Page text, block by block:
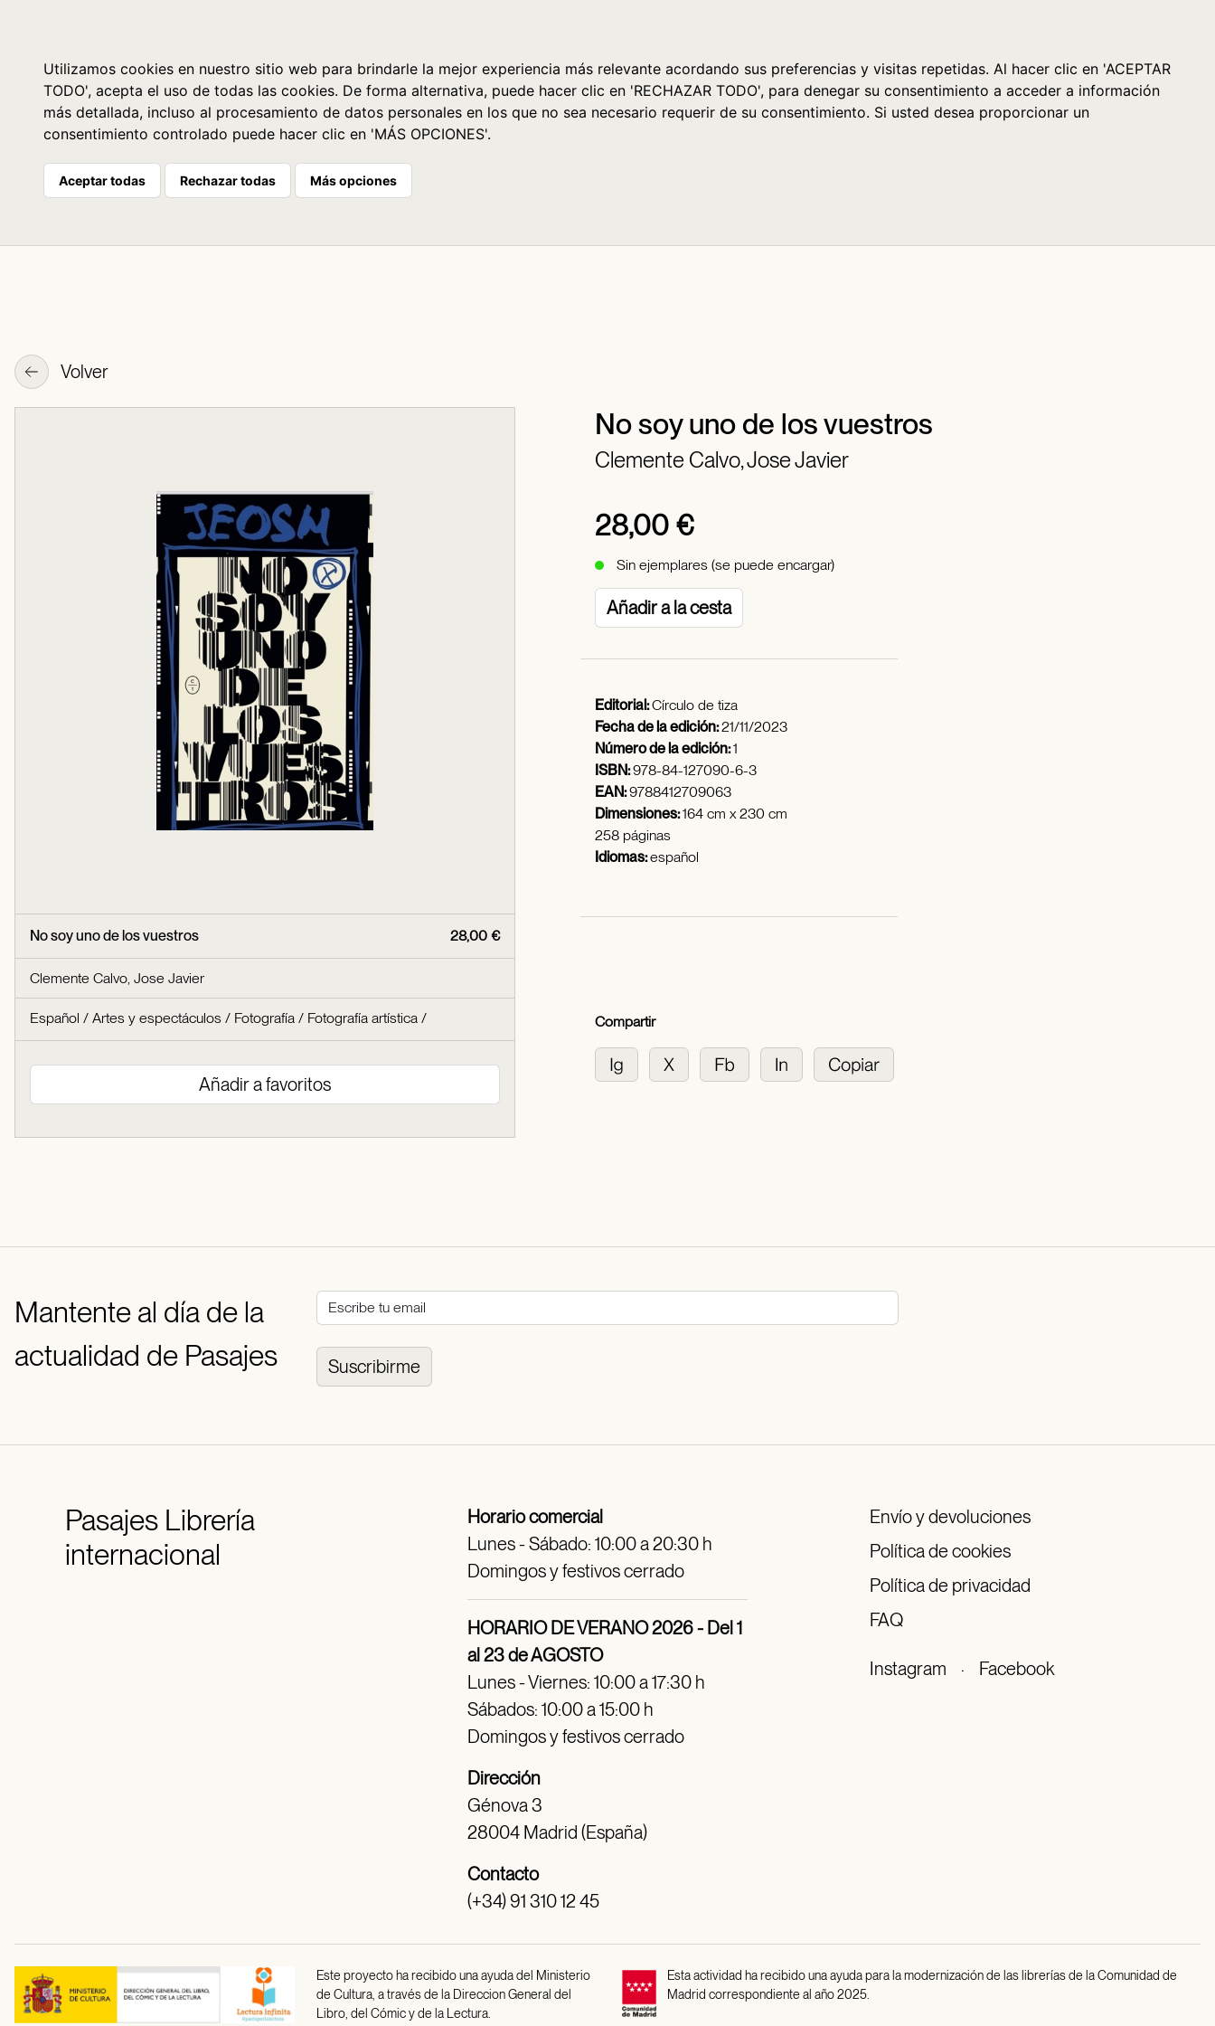
Utilizamos cookies en nuestro sitio web para brindarle la mejor experiencia más relevante acordando sus preferencias y visitas repetidas. Al hacer clic en 'ACEPTAR
TODO', acepta el uso de todas las cookies. De forma alternativa, puede hacer clic en 'RECHAZAR TODO', para denegar su consentimiento a acceder a información
más detallada, incluso al procesamiento de datos personales en los que no sea necesario requerir de su consentimiento. Si usted desea proporcionar un
consentimiento controlado puede hacer clic en 'MÁS OPCIONES'.
Aceptar todas Rechazar todas Más opciones
Volver
No soy uno de los vuestros
Clemente Calvo, Jose Javier
28,00 €
Sin ejemplares (se puede encargar)
Añadir a la cesta
28,00 €
No soy uno de los vuestros
Clemente Calvo, Jose Javier
Español / Artes y espectáculos / Fotografía / Fotografía artística /
Añadir a favoritos
Editorial:Círculo de tiza
Fecha de la edición:21/11/2023
Número de la edición:1
ISBN:978-84-127090-6-3
EAN:9788412709063
Dimensiones:164 cm x 230 cm
258 páginas
Idiomas:español
Compartir
Mantente al día de la
actualidad de Pasajes
Suscribirme
PasajesLibrería
internacional
Horario comercial
Lunes - Sábado: 10:00 a 20:30 h
Domingos y festivos cerrado
HORARIO DE VERANO 2026 - Del 1
al 23 de AGOSTO
Lunes - Viernes: 10:00 a 17:30 h
Sábados: 10:00 a 15:00 h
Domingos y festivos cerrado
Dirección
Génova 3
28004 Madrid (España)
Contacto
(+34) 91 310 12 45
Envío y devoluciones
Política de cookies
Política de privacidad
FAQ
Instagram · Facebook
Este proyecto ha recibido una ayuda del Ministerio
de Cultura, a través de la Direccion General del
Libro, del Cómic y de la Lectura.
Esta actividad ha recibido una ayuda para la modernización de las librerías de la Comunidad de
Madrid correspondiente al año 2025.